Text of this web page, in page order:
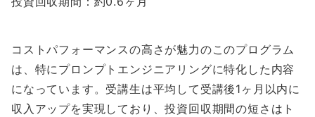
コストパフォーマンスの高さが魅力のこのプログラム
は、特にプロンプトエンジニアリングに特化した内容
になっています。受講生は平均して受講後1ヶ月以内に
収入アップを実現しており、投資回収期間の短さはト